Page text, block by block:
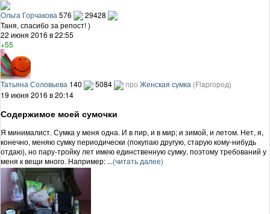
Ольга Горчакова 576
29428
Таня, спасибо за репост! )
22 июня 2016 в 22:55
+55
Татьяна Соловьева 140 5084 про Женская сумка (Flapгород)
19 июня 2016 в 20:14
Содержимое моей сумочки
Я минималист. Сумка у меня одна. И в пир, и в мир; и зимой, и летом. Нет, я,
конечно, меняю сумку периодически (покупаю другую, старую кому-нибудь
отдаю), но пару-тройку лет имею единственную сумку, поэтому требований у
меня к вещи много. Например: ...(читать далее)